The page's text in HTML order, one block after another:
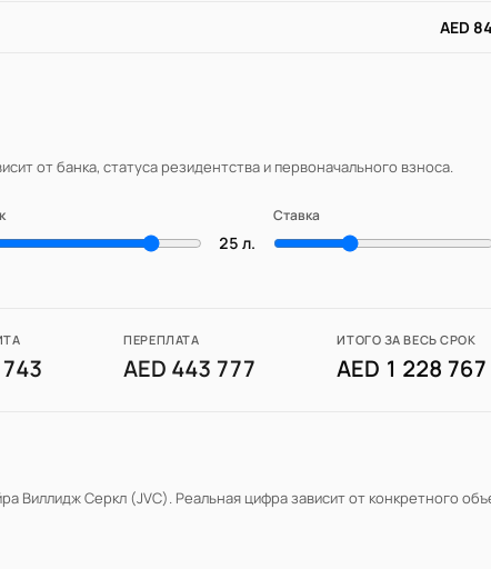
AED
от банка, статуса резидентства и первоначального взноса.
25 л.
Ставка
ПЕРЕПЛАТА
AED 443 777
ИТОГО ЗА ВЕСЬ СРОК
AED 1 228 767
Виллидж Серкл (JVC). Реальная цифра зависит от конкретного